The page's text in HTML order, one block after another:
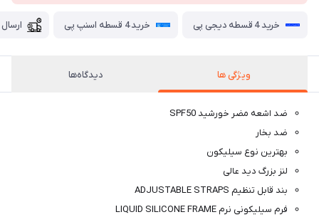
خرید 4 قسطه دیجی پی خرید 4 قسطه اسنپ پی
ویژگی ها دیدگاه‌ها
ضد اشعه مضر خورشید SPF50
ضد بخار
بهترین نوع سیلیکون
لنز بزرگ دید عالی
بند قابل تنظیم ADJUSTABLE STRAPS
فرم سیلیکونی نرم LIQUID SILICONE FRAME